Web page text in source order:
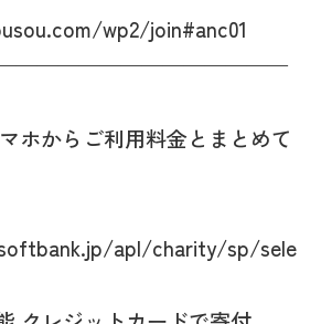
wp2/join#anc01
ホからご利用料金とまとめて
apl/charity/sp/sele